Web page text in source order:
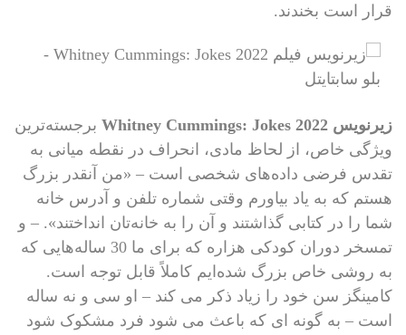
قرار است بخندند.
زیرنویس Whitney Cummings: Jokes 2022
برجسته‌ترین
ویژگی خاص، از لحاظ مادی، انحراف در نقطه میانی به
تقدس فرضی داده‌های شخصی است – «من آنقدر بزرگ
هستم که به یاد بیاورم وقتی شماره تلفن و آدرس خانه
شما را در کتابی گذاشتند و آن را به خانه‌تان انداختند». – و
تمسخر دوران کودکی هزاره که برای ما 30 ساله‌هایی که
به روشی خاص بزرگ شده‌ایم کاملاً قابل توجه است.
کامینگز سن خود را زیاد ذکر می کند – او سی و نه ساله
است – به گونه ای که باعث می شود فرد مشکوک شود